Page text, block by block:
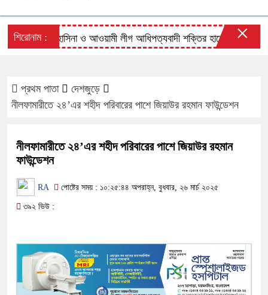
শিরোনাম :
শেখ হাসিনা ও আওয়ামী লীগ আধিপত্যবাদী শক্তির হাতের পুতুল: প্রিন্স
×
প্রথম পাতা
দেশজুড়ে
নীলফামারীতে ২৪’এর শহীদ পরিবারের পাশে জিয়াউর রহমান ফাউন্ডেশন
নীলফামারীতে ২৪’এর শহীদ পরিবারের পাশে জিয়াউর রহমান
ফাউন্ডেশন
RA পোষ্টের সময় : ১০:২৫:৪৪ অপরাহ্ন, বুধবার, ২৬ মার্চ ২০২৫
৩৯২ ভিউ :